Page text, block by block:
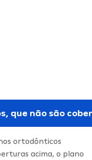
que não são
ortodônticos
acima, o plano